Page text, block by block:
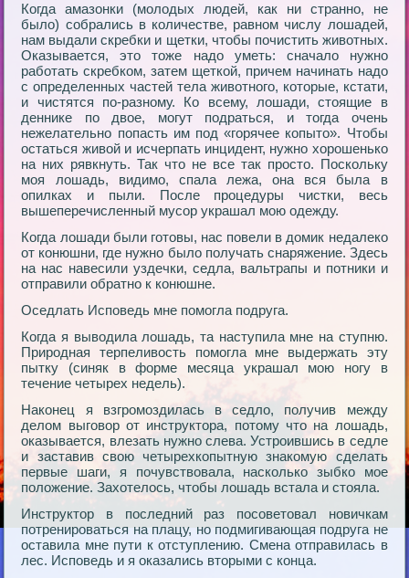
Когда амазонки (молодых людей, как ни странно, не
было) собрались в количестве, равном числу лошадей,
нам выдали скребки и щетки, чтобы почистить животных.
Оказывается, это тоже надо уметь: сначало нужно
работать скребком, затем щеткой, причем начинать надо
с определенных частей тела животного, которые, кстати,
и чистятся по-разному. Ко всему, лошади, стоящие в
деннике по двое, могут подраться, и тогда очень
нежелательно попасть им под «горячее копыто». Чтобы
остаться живой и исчерпать инцидент, нужно хорошенько
на них рявкнуть. Так что не все так просто. Поскольку
моя лошадь, видимо, спала лежа, она вся была в
опилках и пыли. После процедуры чистки, весь
вышеперечисленный мусор украшал мою одежду.
Когда лошади были готовы, нас повели в домик недалеко
от конюшни, где нужно было получать снаряжение. Здесь
на нас навесили уздечки, седла, вальтрапы и потники и
отправили обратно к конюшне.
Оседлать Исповедь мне помогла подруга.
Когда я выводила лошадь, та наступила мне на ступню.
Природная терпеливость помогла мне выдержать эту
пытку (синяк в форме месяца украшал мою ногу в
течение четырех недель).
Наконец я взгромоздилась в седло, получив между
делом выговор от инструктора, потому что на лошадь,
оказывается, влезать нужно слева. Устроившись в седле
и заставив свою четырехкопытную знакомую сделать
первые шаги, я почувствовала, насколько зыбко мое
положение. Захотелось, чтобы лошадь встала и стояла.
Инструктор в последний раз посоветовал новичкам
потренироваться на плацу, но подмигивающая подруга не
оставила мне пути к отступлению. Смена отправилась в
лес. Исповедь и я оказались вторыми с конца.